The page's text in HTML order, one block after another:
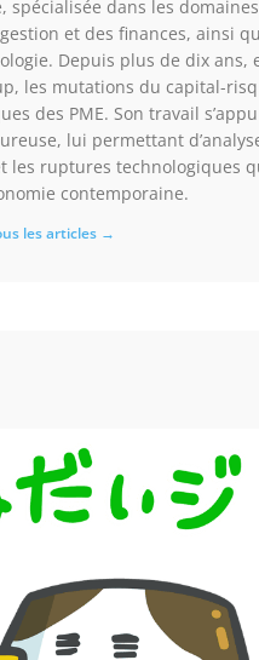
spécialisée dans les
et des finances, ainsi
Depuis plus de dix ans,
les mutations du capital-
des PME. Son travail
lui permettant
les ruptures technologiques
contemporaine.
les articles →